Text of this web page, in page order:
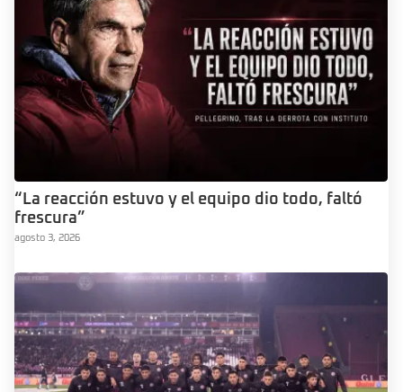
“La reacción estuvo y el equipo dio todo, faltó
frescura”
agosto 3, 2026